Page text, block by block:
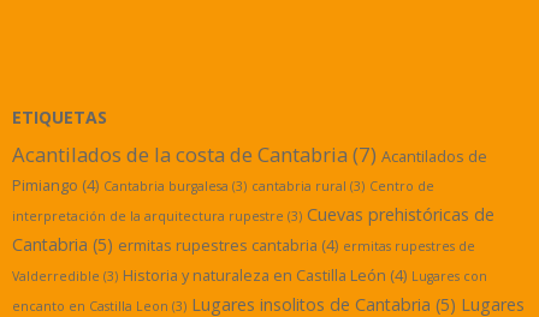
ETIQUETAS
Acantilados de la costa de Cantabria (7) Acantilados de
Pimiango (4) Cantabria burgalesa (3) cantabria rural (3) Centro de
interpretación de la arquitectura rupestre (3) Cuevas prehistóricas de
Cantabria (5) ermitas rupestres cantabria (4) ermitas rupestres de
Valderredible (3) Historia y naturaleza en Castilla León (4) Lugares con
encanto en Castilla Leon (3) Lugares insolitos de Cantabria (5) Lugares